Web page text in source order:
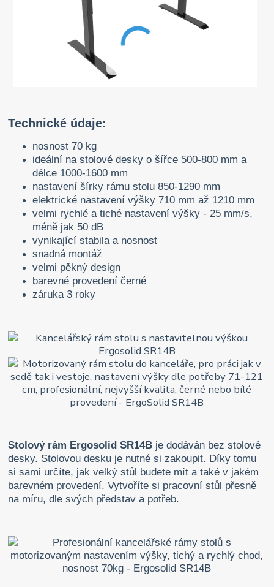
Technické údaje:
nosnost 70 kg
ideální na stolové desky o šířce 500-800 mm a
délce 1000-1600 mm
nastavení šírky rámu stolu 850-1290 mm
elektrické nastavení výšky 710 mm až 1210 mm
velmi rychlé a tiché nastavení výšky - 25 mm/s,
méně jak 50 dB
vynikající stabila a nosnost
snadná montáž
velmi pěkný design
barevné provedení černé
záruka 3 roky
Stolový rám Ergosolid SR14B je dodáván bez stolové
desky. Stolovou desku je nutné si zakoupit. Díky tomu
si sami určíte, jak velký stůl budete mít a také v jakém
barevném provedení. Vytvoříte si pracovní stůl přesně
na míru, dle svých představ a potřeb.